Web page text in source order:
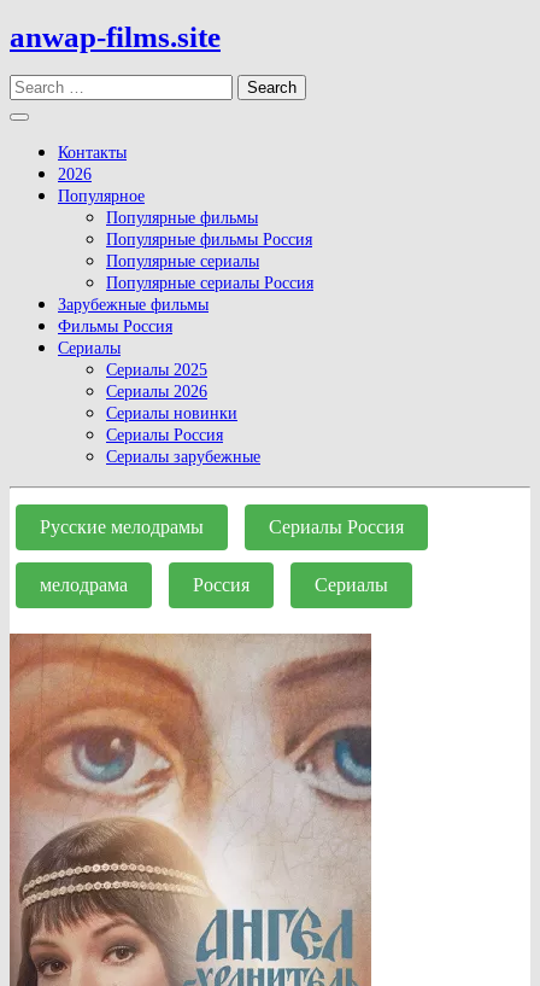
Skip
to
content
anwap-films.site
Search
Open
Button
Контакты
2026
Популярное
Популярные фильмы
Популярные фильмы Россия
Популярные сериалы
Популярные сериалы Россия
Зарубежные фильмы
Фильмы Россия
Сериалы
Сериалы 2025
Сериалы 2026
Сериалы новинки
Сериалы Россия
Сериалы зарубежные
Close
Button
Русские мелодрамы Сериалы Россия
мелодрама Россия Сериалы